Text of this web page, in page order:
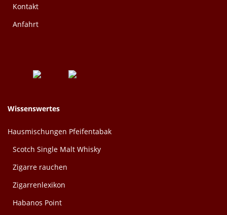
Kontakt
Anfahrt
Wissenswertes
Hausmischungen Pfeifentabak
Scotch Single Malt Whisky
Zigarre rauchen
Zigarrenlexikon
Habanos Point